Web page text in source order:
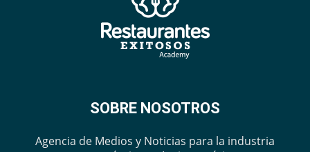
SOBRE NOSOTROS
Agencia de Medios y Noticias para la industria